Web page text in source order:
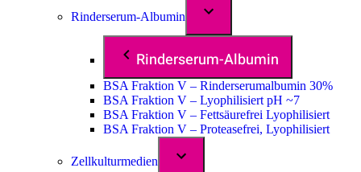
Rinderserum-Albumin
Rinderserum-Albumin
BSA Fraktion V – Rinderserumalbumin 30%
BSA Fraktion V – Lyophilisiert pH ~7
BSA Fraktion V – Fettsäurefrei Lyophilisiert
BSA Fraktion V – Proteasefrei, Lyophilisiert
Zellkulturmedien